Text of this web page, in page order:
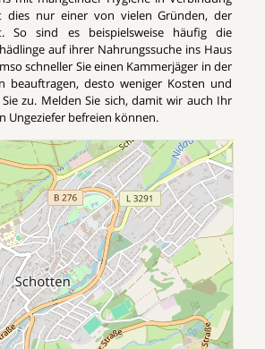
dies nur einer von vielen Gründen, der
So sind es beispielsweise häufig die
auf ihrer Nahrungssuche ins Haus
schneller Sie einen Kammerjäger in der
beauftragen, desto weniger Kosten und
zu. Melden Sie sich, damit wir auch Ihr
Ungeziefer befreien können.